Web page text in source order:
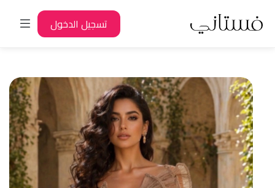
تسجيل الدخول